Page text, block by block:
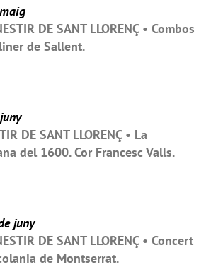
DE SANT LLORENÇ • Combos
de Sallent.
DE SANT LLORENÇ • La
del 1600. Cor Francesc Valls.
juny
DE SANT LLORENÇ • Concert
de Montserrat.